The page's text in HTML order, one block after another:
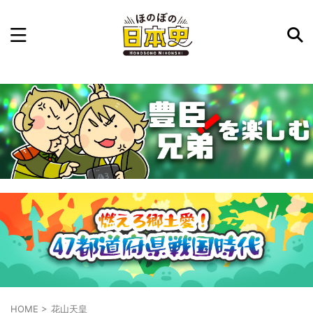
気になった日本史の事件や人物、時代などを入力して
ね。中の人が24時間手動で検索結果を提示するよ（嘘
です）
例：織田信長 長篠の戦い
HOME > 花山天皇